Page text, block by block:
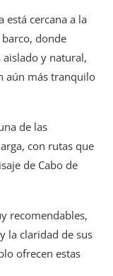
está cercana a la
barco, donde
y natural,
aún más tranquilo
de las
con rutas que
de Cabo de
recomendables,
la claridad de sus
ofrecen estas